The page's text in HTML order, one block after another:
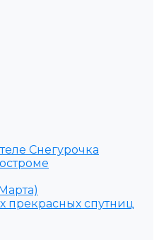
Снегурочка
прекрасных спутниц